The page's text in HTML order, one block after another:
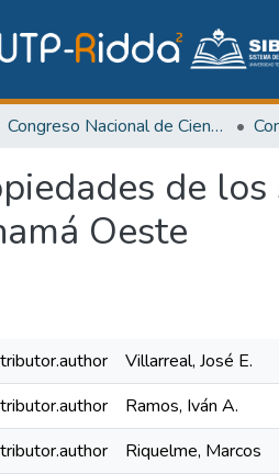
Congreso Nacional de Ciencia y Tecnología – APANAC
de
Oeste
Villarreal, José E.
Ramos, Iván A.
Riquelme, Marcos